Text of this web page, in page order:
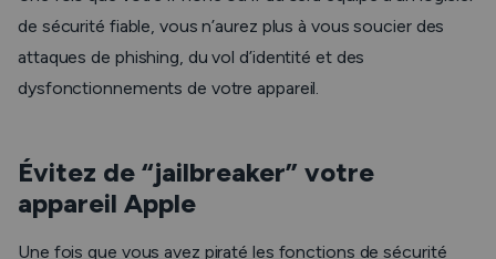
de sécurité fiable, vous n’aurez plus à vous soucier des
attaques de phishing, du vol d’identité et des
dysfonctionnements de votre appareil.
Évitez de “jailbreaker” votre
appareil Apple
Une fois que vous avez piraté les fonctions de sécurité